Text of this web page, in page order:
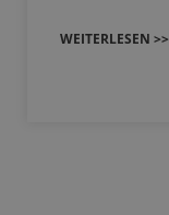
WEITERLESEN >>